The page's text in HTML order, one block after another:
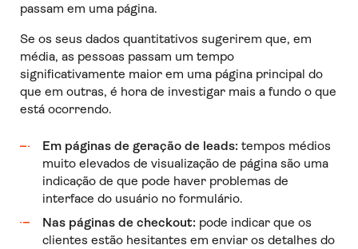
passam em uma página.
Se os seus dados quantitativos sugerirem que, em
média, as pessoas passam um tempo
significativamente maior em uma página principal do
que em outras, é hora de investigar mais a fundo o que
está ocorrendo.
Em páginas de geração de leads: tempos médios
muito elevados de visualização de página são uma
indicação de que pode haver problemas de
interface do usuário no formulário.
Nas páginas de checkout: pode indicar que os
clientes estão hesitantes em enviar os detalhes do